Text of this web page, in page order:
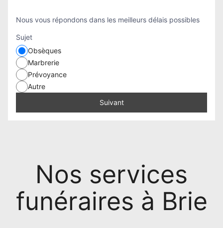
Nous vous répondons dans les meilleurs délais possibles
Sujet
Obsèques
Marbrerie
Prévoyance
Autre
Suivant
Nos services
funéraires à Brie